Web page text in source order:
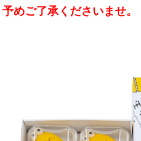
予めご了承くださいませ。